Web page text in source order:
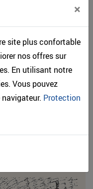
×
site plus confortable
nos offres sur
En utilisant notre
Vous pouvez
Protection
Suisse pour les